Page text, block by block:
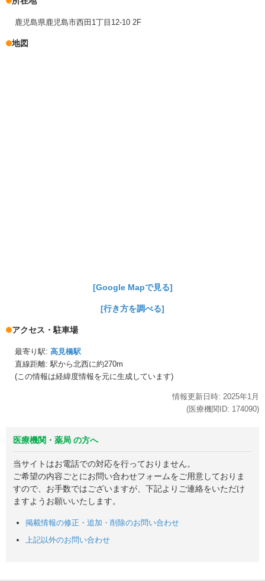
鹿児島県鹿児島市西田1丁目12-10 2F
地図
[Google Mapで見る]
[行き方を調べる]
アクセス・駐車場
最寄り駅: 高見橋駅
直線距離: 駅から北西に約270m
(この情報は経緯度情報を元に生成しています)
情報更新日時: 2025年1月
(医療機関ID: 174090)
医療機関・薬局 の方へ
当サイトはお電話での対応を行っておりません。
ご希望の内容ごとにお問い合わせフォームをご用意しておりま
すので、お手数ではございますが、下記よりご連絡をいただけ
ますようお願いいたします。
掲載情報の修正・追加・削除のお問い合わせ
上記以外のお問い合わせ